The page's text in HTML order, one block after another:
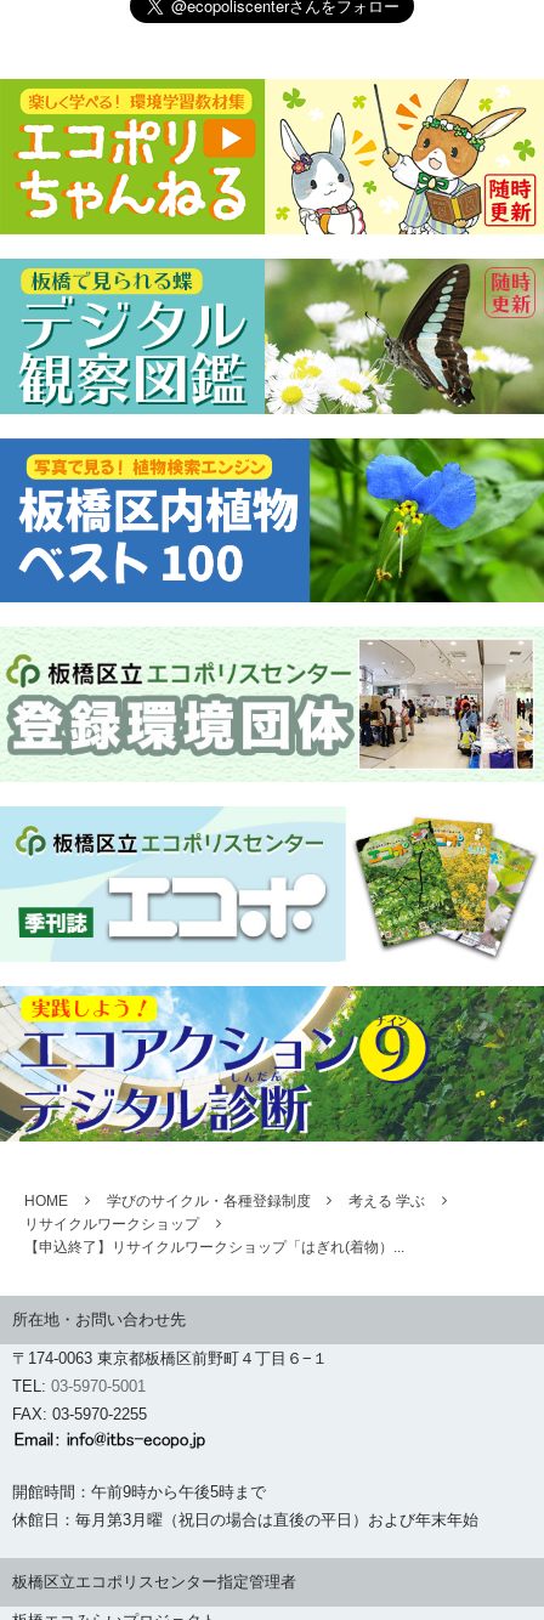
HOME 学びのサイクル・各種登録制度
考える 学ぶ
リサイクルワークショップ
【申込終了】リサイクルワークショップ「はぎれ(着物）...
所在地・お問い合わせ先
〒174-0063 東京都板橋区前野町４丁目６−１
TEL: 03-5970-5001
FAX: 03-5970-2255
開館時間：午前9時から午後5時まで
休館日：毎月第3月曜（祝日の場合は直後の平日）および年末年始
板橋区立エコポリスセンター指定管理者